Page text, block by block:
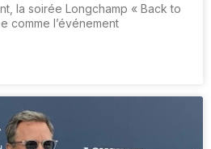
la soirée Longchamp « Back to
comme l’événement